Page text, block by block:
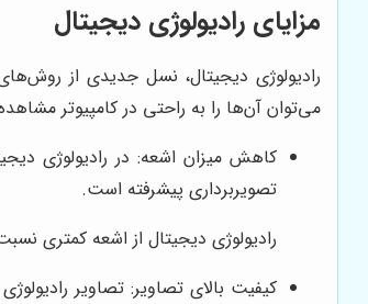
مزایای رادیولوژی دیجیتال
رادیولوژی دیجیتال، نسل جدیدی از
می‌توان آن‌ها را به راحتی در کامپیوتر
کاهش میزان اشعه: در رادیولوژی
تصویربرداری پیشرفته است.
رادیولوژی دیجیتال از اشعه کمتری
کیفیت بالای تصاویر: تصاویر